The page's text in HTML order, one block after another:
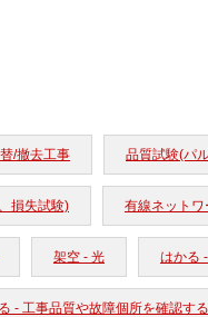
/撤去工事 品質試験(パ
損失試験) 有線ネットワ
架空 - 光 はかる
- 工事品質や故障個所を確認する